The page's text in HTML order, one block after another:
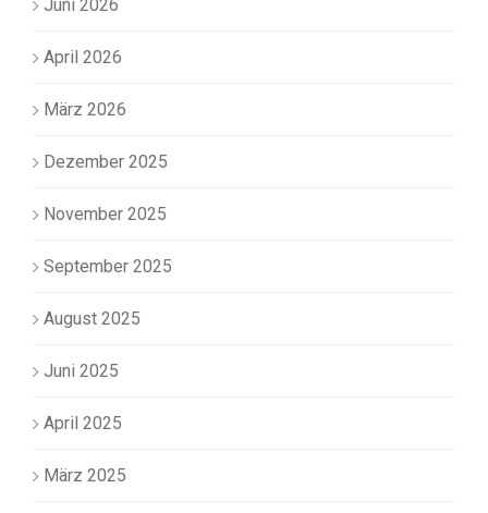
Juni 2026
April 2026
März 2026
Dezember 2025
November 2025
September 2025
August 2025
Juni 2025
April 2025
März 2025